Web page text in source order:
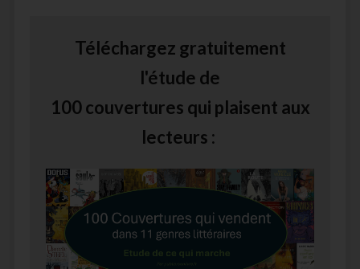
Téléchargez gratuitement
l'étude de
100 couvertures qui plaisent aux
lecteurs :